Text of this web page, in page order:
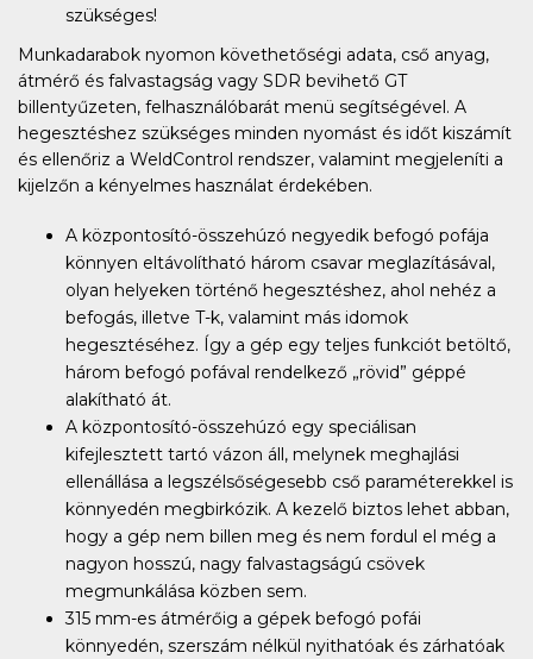
szükséges!
Munkadarabok nyomon követhetőségi adata, cső anyag,
átmérő és falvastagság vagy SDR bevihető GT
billentyűzeten, felhasználóbarát menü segítségével. A
hegesztéshez szükséges minden nyomást és időt kiszámít
és ellenőriz a WeldControl rendszer, valamint megjeleníti a
kijelzőn a kényelmes használat érdekében.
A központosító-összehúzó negyedik befogó pofája
könnyen eltávolítható három csavar meglazításával,
olyan helyeken történő hegesztéshez, ahol nehéz a
befogás, illetve T-k, valamint más idomok
hegesztéséhez. Így a gép egy teljes funkciót betöltő,
három befogó pofával rendelkező „rövid” géppé
alakítható át.
A központosító-összehúzó egy speciálisan
kifejlesztett tartó vázon áll, melynek meghajlási
ellenállása a legszélsőségesebb cső paraméterekkel is
könnyedén megbirkózik. A kezelő biztos lehet abban,
hogy a gép nem billen meg és nem fordul el még a
nagyon hosszú, nagy falvastagságú csövek
megmunkálása közben sem.
315 mm-es átmérőig a gépek befogó pofái
könnyedén, szerszám nélkül nyithatóak és zárhatóak